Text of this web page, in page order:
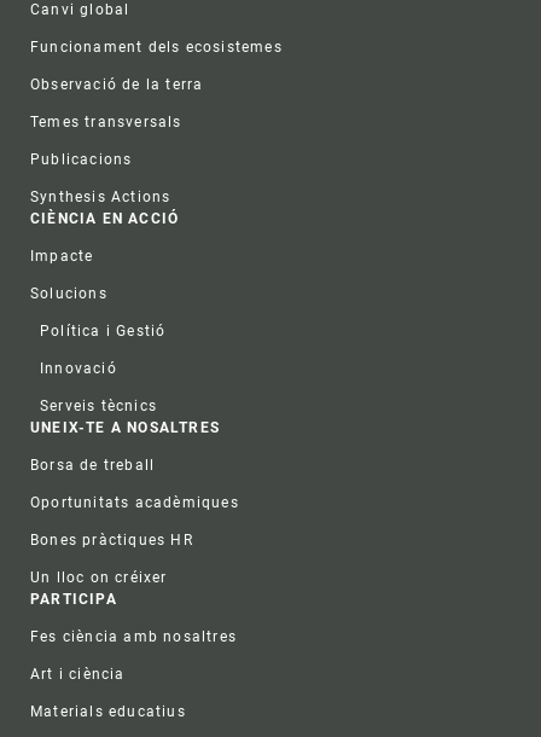
Canvi global
Funcionament dels ecosistemes
Observació de la terra
Temes transversals
Publicacions
Synthesis Actions
CIÈNCIA EN ACCIÓ
Impacte
Solucions
Política i Gestió
Innovació
Serveis tècnics
UNEIX-TE A NOSALTRES
Borsa de treball
Oportunitats acadèmiques
Bones pràctiques HR
Un lloc on créixer
PARTICIPA
Fes ciència amb nosaltres
Art i ciència
Materials educatius